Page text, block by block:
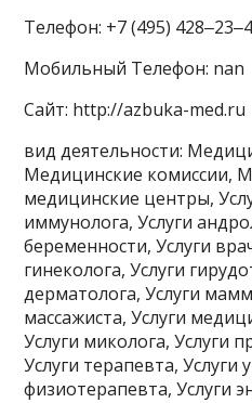
Телефон: +7 (495)
Мобильный Телефон: nan
Сайт: http://azbuka-med.ru
вид деятельности:
Медицинские комиссии,
медицинские центры,
иммунолога, Услуги
беременности, Услуги
гинеколога, Услуги
дерматолога, Услуги
массажиста, Услуги
Услуги миколога, Услуги
Услуги терапевта, Услуги
физиотерапевта, Услуги